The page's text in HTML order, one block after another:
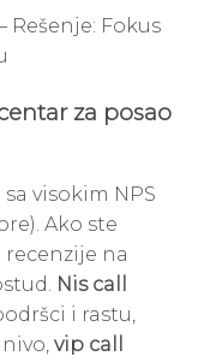
Rešenje: Fokus
za posao
visokim NPS
Ako ste
na
Nis call
i rastu,
vip call